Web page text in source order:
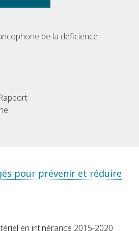
de la déficience
pour prévenir et réduire
en intinérance 2015-2020